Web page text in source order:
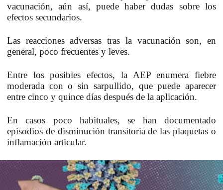
vacunación, aún así, puede haber dudas sobre los
efectos secundarios.
Las reacciones adversas tras la vacunación son, en
general, poco frecuentes y leves.
Entre los posibles efectos, la AEP enumera fiebre
moderada con o sin sarpullido, que puede aparecer
entre cinco y quince días después de la aplicación.
En casos poco habituales, se han documentado
episodios de disminución transitoria de las plaquetas o
inflamación articular.